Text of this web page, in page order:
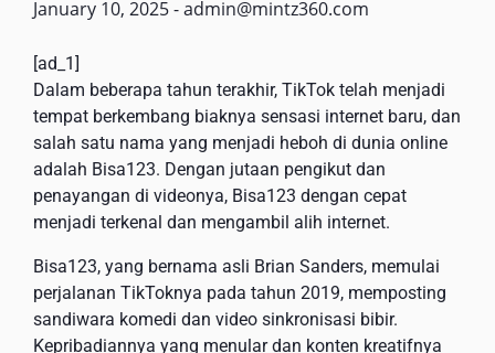
January 10, 2025-admin@mintz360.com
[ad_1]
Dalam beberapa tahun terakhir, TikTok telah menjadi
tempat berkembang biaknya sensasi internet baru, dan
salah satu nama yang menjadi heboh di dunia online
adalah Bisa123. Dengan jutaan pengikut dan
penayangan di videonya, Bisa123 dengan cepat
menjadi terkenal dan mengambil alih internet.
Bisa123, yang bernama asli Brian Sanders, memulai
perjalanan TikToknya pada tahun 2019, memposting
sandiwara komedi dan video sinkronisasi bibir.
Kepribadiannya yang menular dan konten kreatifnya